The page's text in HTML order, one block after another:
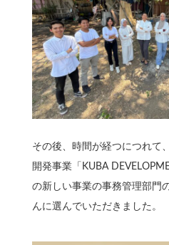
その後、時間が経つにつれて
開発事業「KUBA
の新しい事業の事務管理部門
んに選んでいただきました。